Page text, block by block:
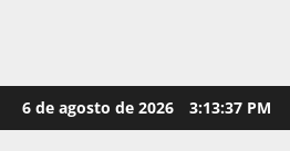
Skip
to
6 de agosto de 2026 3:13:38 PM